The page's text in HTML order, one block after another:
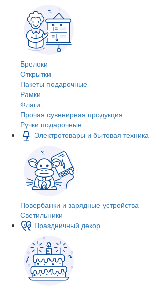
Брелоки
Открытки
Пакеты подарочные
Рамки
Флаги
Прочая сувенирная продукция
Ручки подарочные
Электротовары и бытовая техника
Повербанки и зарядные устройства
Светильники
Праздничный декор